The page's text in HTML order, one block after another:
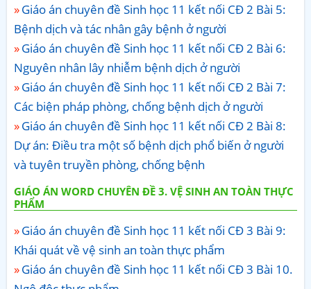
Giáo án chuyên đề Sinh học 11 kết nối CĐ 2 Bài 5:
Bệnh dịch và tác nhân gây bệnh ở người
Giáo án chuyên đề Sinh học 11 kết nối CĐ 2 Bài 6:
Nguyên nhân lây nhiễm bệnh dịch ở người
Giáo án chuyên đề Sinh học 11 kết nối CĐ 2 Bài 7:
Các biện pháp phòng, chống bệnh dịch ở người
Giáo án chuyên đề Sinh học 11 kết nối CĐ 2 Bài 8:
Dự án: Điều tra một số bệnh dịch phổ biến ở người
và tuyên truyền phòng, chống bệnh
GIÁO ÁN WORD CHUYÊN ĐỀ 3. VỆ SINH AN TOÀN THỰC
PHẨM
Giáo án chuyên đề Sinh học 11 kết nối CĐ 3 Bài 9:
Khái quát về vệ sinh an toàn thực phẩm
Giáo án chuyên đề Sinh học 11 kết nối CĐ 3 Bài 10.